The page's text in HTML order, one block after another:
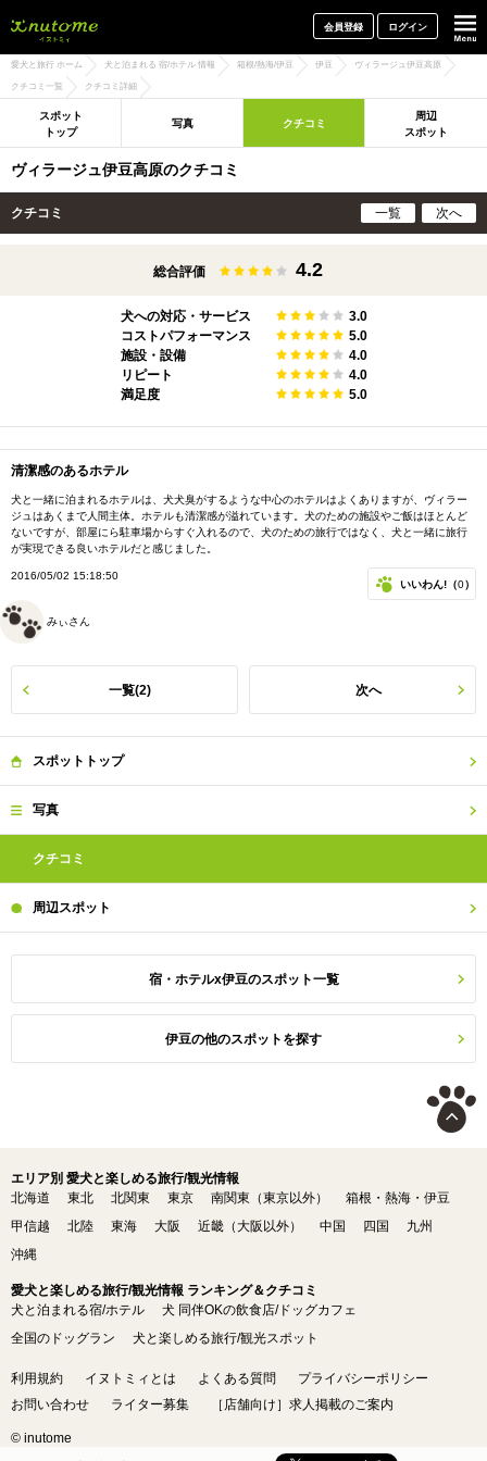
会員登録 ログイン
愛犬と旅行 ホーム 犬と泊まれる 宿/ホテル 情報 箱根/熱海/伊豆 伊豆 ヴィラージュ伊豆高原
クチコミ一覧 クチコミ詳細
スポット
トップ
写真 クチコミ
周辺
スポット
ヴィラージュ伊豆高原のクチコミ
クチコミ 一覧 次へ
総合評価 4.2
犬への対応・サービス
3.0
コストパフォーマンス
5.0
施設・設備
4.0
リピート
4.0
満足度
5.0
清潔感のあるホテル
犬と一緒に泊まれるホテルは、犬犬臭がするような中心のホテルはよくありますが、ヴィラー
ジュはあくまで人間主体。ホテルも清潔感が溢れています。犬のための施設やご飯はほとんど
ないですが、部屋にら駐車場からすぐ入れるので、犬のための旅行ではなく、犬と一緒に旅行
が実現できる良いホテルだと感じました。
2016/05/02 15:18:50
いいわん!（0）
みぃさん
一覧(2) 次へ
スポット トップ
写真
クチコミ
周辺スポット
宿・ホテルx伊豆のスポット一覧
伊豆の他のスポットを探す
エリア別 愛犬と楽しめる旅行/観光情報
北海道
東北 北関東 東京 南関東（東京以外）
箱根・熱海・伊豆
甲信越
北陸 東海 大阪 近畿（大阪以外） 中国 四国
九州
沖縄
愛犬と楽しめる旅行/観光情報 ランキング＆クチコミ
犬と泊まれる宿/ホテル
犬 同伴OKの飲食店/ドッグカフェ
全国のドッグラン
犬と楽しめる旅行/観光スポット
利用規約 イヌトミィとは よくある質問
プライバシーポリシー
お問い合わせ
ライター募集 ［店舗向け］求人掲載のご案内
© inutome